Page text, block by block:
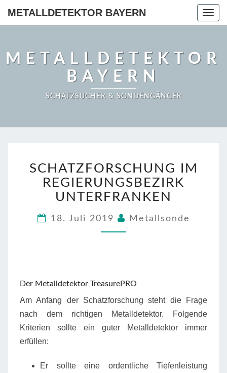
METALLDETEKTOR BAYERN
METALLDETEKTOR
BAYERN
SCHATZSUCHER & SONDENGÄNGER
IM
REGIERUNGSBEZIRK
UNTERFRANKEN
SCHATZFORSCHUNG IM
REGIERUNGSBEZIRK
UNTERFRANKEN
18. Juli 2019 Metallsonde
Der Metalldetektor TreasurePRO
Am Anfang der Schatzforschung steht die Frage
nach dem richtigen Metalldetektor. Folgende
Kriterien sollte ein guter Metalldetektor immer
erfüllen:
Er sollte eine ordentliche Tiefenleistung